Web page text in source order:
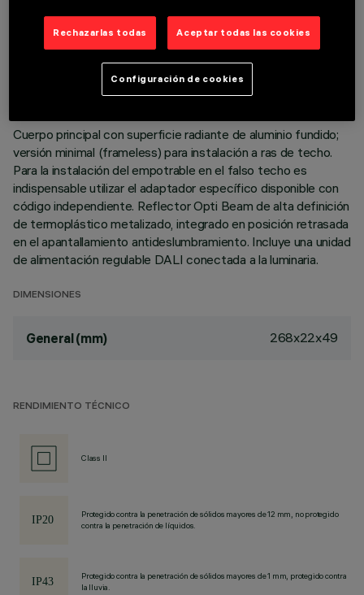
DESCRIPCIÓN
Luminaria miniaturizada empotrable lineal con 15 elementos
ópticos para lámparas led - óptica fija No obstante las
dimensiones supercompactas del producto, la tecnología
patentada del sistema óptico garantiza un flujo eficaz y un
Cuerpo principal con superficie radiante de aluminio fundido;
versión minimal (frameless) para instalación a ras de techo.
Para la instalación del empotrable en el falso techo es
indispensable utilizar el adaptador específico disponible con
código independiente. Reflector Opti Beam de alta definición
de termoplástico metalizado, integrado en posición retrasada
en el apantallamiento antideslumbramiento. Incluye una unidad
de alimentación regulable DALI conectada a la luminaria.
DIMENSIONES
General (mm) 268x22x49
RENDIMIENTO TÉCNICO
Class II
Protegido contra la penetración de sólidos mayores de 12 mm, no protegido
contra la penetración de líquidos.
Protegido contra la penetración de sólidos mayores de 1 mm, protegido contra
la lluvia.
Rechazarlas todas Aceptar todas las cookies
Configuración de cookies